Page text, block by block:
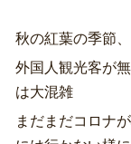
秋の紅葉の季節
外国人観光客が
は大混雑
まだまだコロナ